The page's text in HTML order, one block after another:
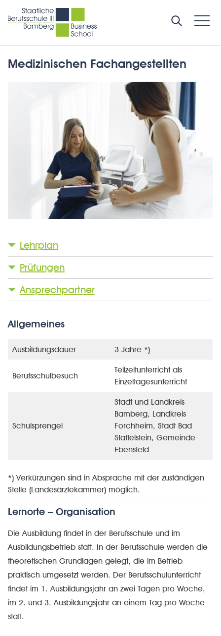
Medizinischen Fachangestellten
Lehrplan
Prüfungen
Ansprechpartner
Allgemeines
Ausbildungsdauer 3 Jahre *)
Berufsschulbesuch
Teilzeitunterricht als
Einzeltagesunterricht
Schulsprengel
Stadt und Landkreis
Bamberg, Landkreis
Forchheim, Stadt Bad
Staffelstein, Gemeinde
Ebensfeld
*) Verkürzungen sind in Absprache mit der zuständigen
Stelle (Landesärztekammer) möglich.
Lernorte – Organisation
Die Ausbildung findet in der Berufsschule und im
Ausbildungsbetrieb statt. In der Berufsschule werden die
theoretischen Grundlagen gelegt, die im Betrieb
praktisch umgesetzt werden. Der Berufsschulunterricht
findet im 1. Ausbildungsjahr an zwei Tagen pro Woche,
im 2. und 3. Ausbildungsjahr an einem Tag pro Woche
statt.